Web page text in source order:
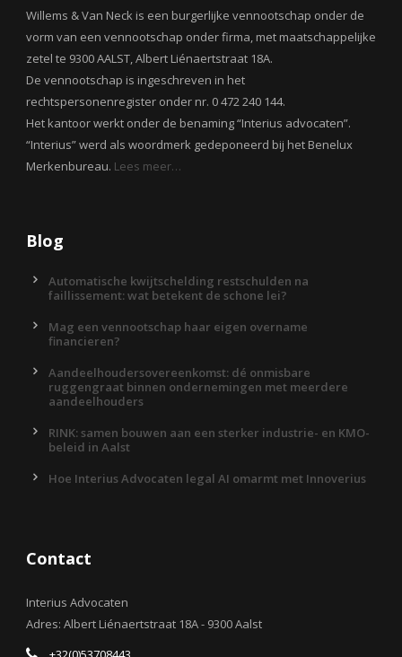
Willems & Van Neck is een burgerlijke vennootschap onder de
vorm van een vennootschap onder firma, met maatschappelijke
zetel te 9300 AALST, Albert Liénaertstraat 18A.
De vennootschap is ingeschreven in het
rechtspersonenregister onder nr. 0 472 240 144.
Het kantoor werkt onder de benaming “Interius advocaten”.
“Interius” werd als woordmerk gedeponeerd bij het Benelux
Merkenbureau. Lees meer…
Blog
Automatische kwijtschelding restschulden na
faillissement: wat betekent de schone lei?
Mag een vennootschap haar eigen overname
financieren?
Aandeelhoudersovereenkomst: dé onmisbare
ruggengraat binnen ondernemingen met meerdere
aandeelhouders
RINK: samen bouwen aan een sterker industrie- en KMO-
beleid in Aalst
Hoe Interius Advocaten legal AI omarmt met Innoverius
Contact
Interius Advocaten
Adres: Albert Liénaertstraat 18A - 9300 Aalst